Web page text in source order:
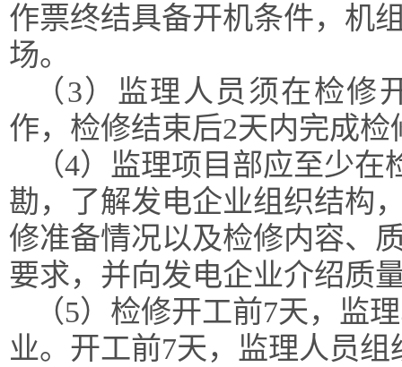
作票终结具备开机条件，机
场。
（ 3）监理人员须在检修
作，检修结束后2天内完成
（4）监理项目部应至少在
勘，了解发电企业组织结构
修准备情况以及检修内容、
要求，并向发电企业介绍质
（5）检修开工前7天，监
业。开工前7天，监理人员